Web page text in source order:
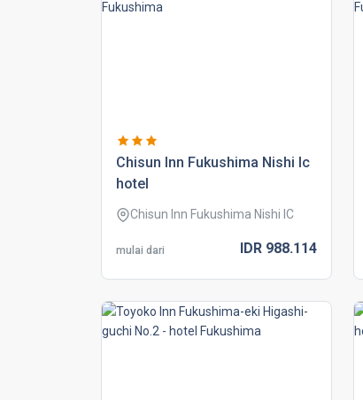
chisun inn fukushima nishi ic
hotel
Chisun Inn Fukushima Nishi IC
mulai dari IDR 988.114